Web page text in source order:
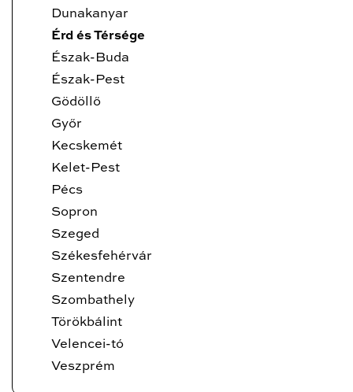
Dunakanyar
Érd és Térsége
Észak-Buda
Észak-Pest
Gödöllő
Győr
Kecskemét
Kelet-Pest
Pécs
Sopron
Szeged
Székesfehérvár
Szentendre
Szombathely
Törökbálint
Velencei-tó
Veszprém